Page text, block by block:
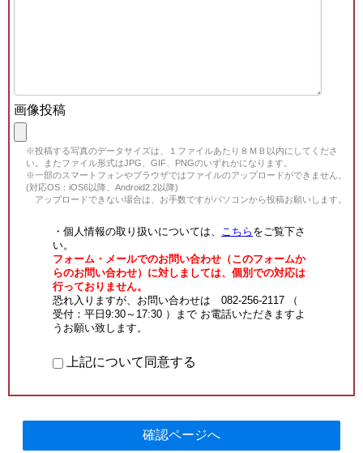
画像投稿
※投稿する写真のデータサイズは、１ファイルあたり８ＭＢ以内にしてくださ
い。またファイル形式はJPG、GIF、PNGのいずれかになります。
※一部のスマートフォンやブラウザではファイルのアップロードができません。
(対応OS：iOS6以降、Android2.2以降)
アップロードできない場合は、お手数ですがパソコンから投稿お願いします。
・個人情報の取り扱いについては、 こちら をご覧下さ
い。
フォーム・メールでのお問い合わせ（このフォームか
らのお問い合わせ）に対しましては、個別での対応は
行っておりません。
恐れ入りますが、お問い合わせは 082-256-2117 （
受付：平日9:30～17:30 ）まで お電話いただきますよ
うお願い致します。
上記について同意する
確認ページへ